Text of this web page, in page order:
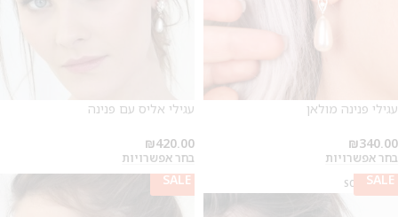
עגילי פנינה מולאן
₪340.00
בחר אפשרויות
עגילי אליס עם פנינה
₪420.00
בחר אפשרויות
SOLD OUT
SALE
SALE